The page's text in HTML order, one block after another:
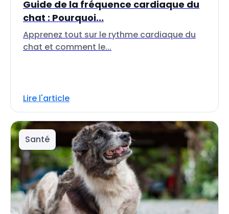
Guide de la fréquence cardiaque du
chat : Pourquoi...
Apprenez tout sur le rythme cardiaque du
chat et comment le...
Lire l'article
Santé